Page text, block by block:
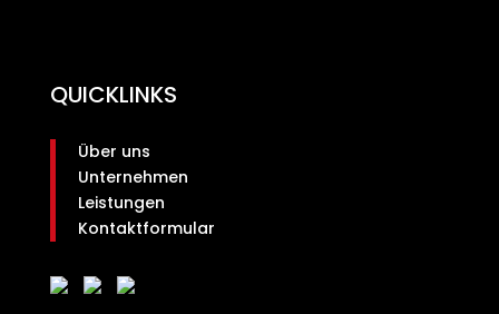
QUICKLINKS
Über uns
Unternehmen
Leistungen
Kontaktformular